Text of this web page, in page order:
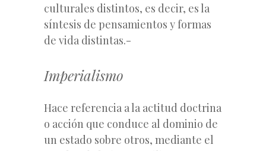
culturales distintos, es decir, es la
síntesis de pensamientos y formas
de vida distintas.-
Imperialismo
Hace referencia a la actitud doctrina
o acción que conduce al dominio de
un estado sobre otros, mediante el